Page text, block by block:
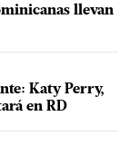
llevan
Katy Perry,
en RD